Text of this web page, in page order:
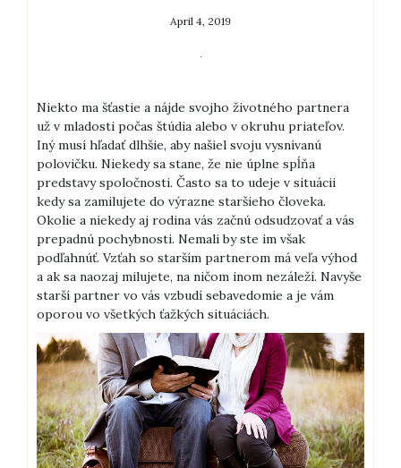
April 4, 2019
Niekto ma šťastie a nájde svojho životného partnera
už v mladosti počas štúdia alebo v okruhu priateľov.
Iný musí hľadať dlhšie, aby našiel svoju vysnívanú
polovičku. Niekedy sa stane, že nie úplne spĺňa
predstavy spoločnosti. Často sa to udeje v situácii
kedy sa zamilujete do výrazne staršieho človeka.
Okolie a niekedy aj rodina vás začnú odsudzovať a vás
prepadnú pochybnosti. Nemali by ste im však
podľahnúť. Vzťah so starším partnerom má veľa výhod
a ak sa naozaj milujete, na ničom inom nezáleží. Navyše
starší partner vo vás vzbudí sebavedomie a je vám
oporou vo všetkých ťažkých situáciách.